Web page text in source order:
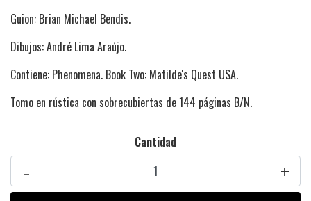
Guion: Brian Michael Bendis.
Dibujos: André Lima Araújo.
Contiene: Phenomena. Book Two: Matilde's Quest USA.
Tomo en rústica con sobrecubiertas de 144 páginas B/N.
Cantidad
+
-